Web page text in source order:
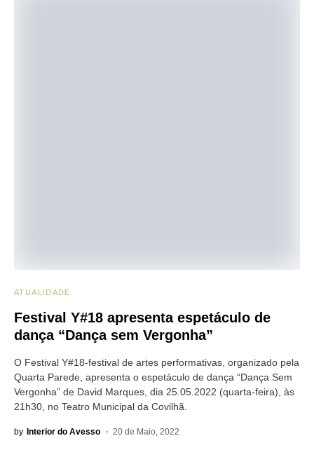
ATUALIDADE
Festival Y#18 apresenta espetáculo de
dança “Dança sem Vergonha”
O Festival Y#18-festival de artes performativas, organizado pela
Quarta Parede, apresenta o espetáculo de dança “Dança Sem
Vergonha” de David Marques, dia 25.05.2022 (quarta-feira), às
21h30, no Teatro Municipal da Covilhã.
by Interior do Avesso 20 de Maio, 2022